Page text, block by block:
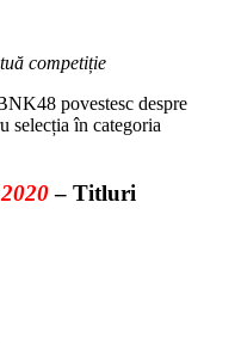
competiție
povestesc despre
selecția în categoria
– Titluri